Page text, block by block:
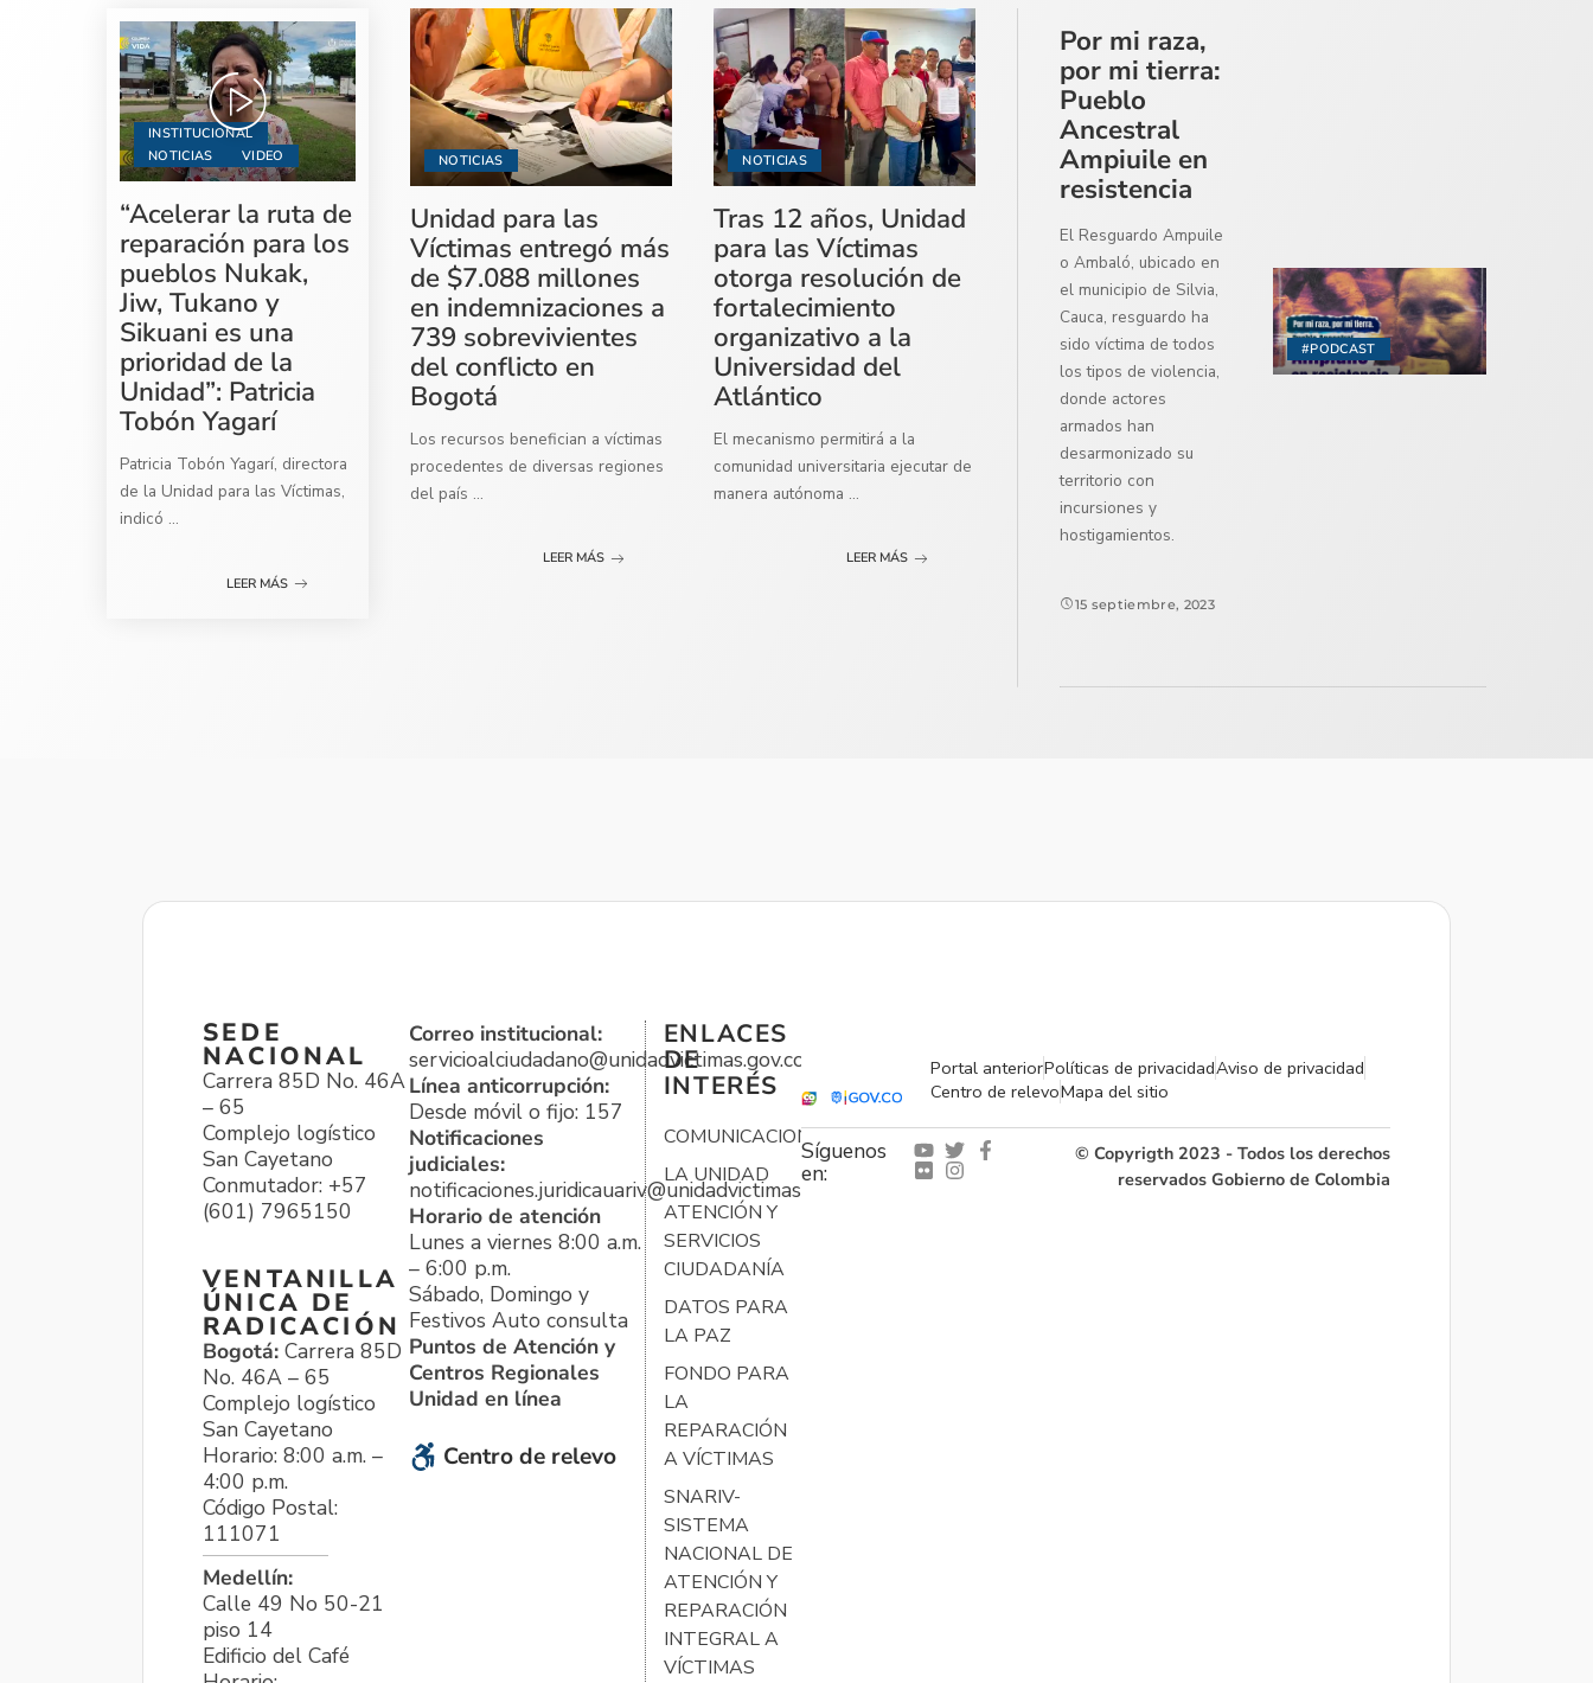
INSTITUCIONAL
NOTICIAS
VIDEO
“Acelerar la ruta de
reparación para los
pueblos Nukak,
Jiw, Tukano y
Sikuani es una
prioridad de la
Unidad”: Patricia
Tobón Yagarí
Patricia Tobón Yagarí, directora
de la Unidad para las Víctimas,
indicó ...
LEER MÁS
NOTICIAS
Unidad para las
Víctimas entregó más
de $7.088 millones
en indemnizaciones a
739 sobrevivientes
del conflicto en
Bogotá
Los recursos benefician a víctimas
procedentes de diversas regiones
del país ...
LEER MÁS
NOTICIAS
Tras 12 años, Unidad
para las Víctimas
otorga resolución de
fortalecimiento
organizativo a la
Universidad del
Atlántico
El mecanismo permitirá a la
comunidad universitaria ejecutar de
manera autónoma ...
LEER MÁS
#PODCAST
Por mi raza,
por mi tierra:
Pueblo
Ancestral
Ampiuile en
resistencia
El Resguardo Ampuile
o Ambaló, ubicado en
el municipio de Silvia,
Cauca, resguardo ha
sido víctima de todos
los tipos de violencia,
donde actores
armados han
desarmonizado su
territorio con
incursiones y
hostigamientos.
15 septiembre, 2023
SEDE
NACIONAL
Carrera 85D No. 46A
– 65
Complejo logístico
San Cayetano
Conmutador: +57
(601) 7965150
VENTANILLA
ÚNICA DE
RADICACIÓN
Bogotá: Carrera 85D
No. 46A – 65
Complejo logístico
San Cayetano
Horario: 8:00 a.m. –
4:00 p.m.
Código Postal:
111071
Medellín:
Calle 49 No 50-21
piso 14
Edificio del Café
Correo institucional:
servicioalciudadano@unidadvictimas.gov.co
Línea anticorrupción:
Desde móvil o fijo: 157
Notificaciones
judiciales:
notificaciones.juridicauariv@unidadvictimas.gov.co
Horario de atención
Lunes a viernes 8:00 a.m.
– 6:00 p.m.
Sábado, Domingo y
Festivos Auto consulta
Puntos de Atención y
Centros Regionales
Unidad en línea
Centro de relevo
ENLACES
DE
INTERÉS
COMUNICACIONES
LA UNIDAD
ATENCIÓN Y
SERVICIOS
CIUDADANÍA
DATOS PARA
LA PAZ
FONDO PARA
LA
REPARACIÓN
A VÍCTIMAS
SNARIV-
SISTEMA
NACIONAL DE
ATENCIÓN Y
REPARACIÓN
INTEGRAL A
VÍCTIMAS
Portal anteriorPolíticas de privacidadAviso de privacidad
Centro de relevoMapa del sitio
Síguenos
en:
© Copyrigth 2023 - Todos los derechos
reservados Gobierno de Colombia